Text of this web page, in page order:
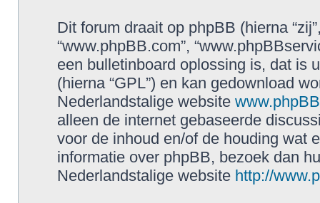
Dit forum draait op phpBB (hierna
“www.phpBB.com”,
een bulletinboard oplossing is, dat is
(hierna “GPL”) en kan gedownload
Nederlandstalige website
alleen de internet gebaseerde
voor de inhoud en/of de houding wat
informatie over phpBB, bezoek dan
Nederlandstalige website http://